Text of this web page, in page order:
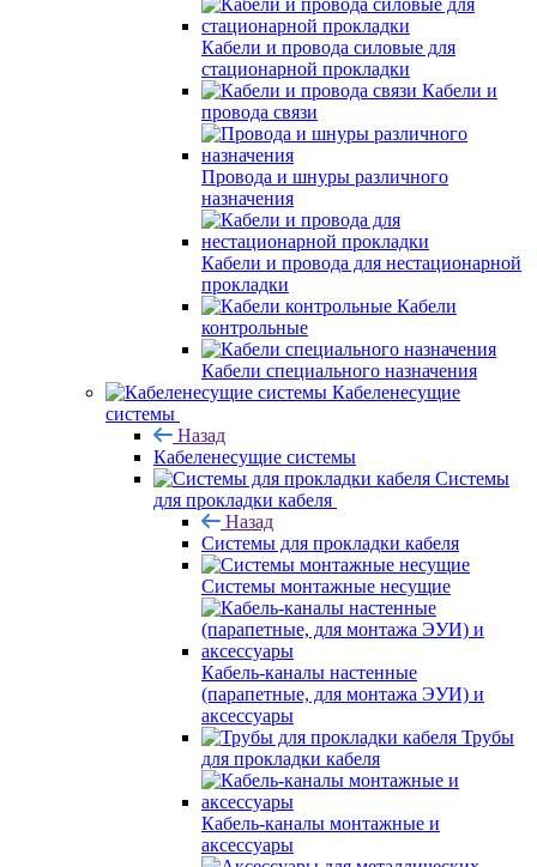
Кабели и провода силовые для
стационарной прокладки
Кабели и
провода связи
Провода и шнуры различного
назначения
Кабели и провода для нестационарной
прокладки
Кабели
контрольные
Кабели специального назначения
Кабеленесущие
системы
Назад
Кабеленесущие системы
Системы
для прокладки кабеля
Назад
Системы для прокладки кабеля
Системы монтажные несущие
Кабель-каналы настенные
(парапетные, для монтажа ЭУИ) и
аксессуары
Трубы
для прокладки кабеля
Кабель-каналы монтажные и
аксессуары